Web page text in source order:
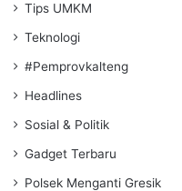
Tips UMKM
Teknologi
#Pemprovkalteng
Headlines
Sosial & Politik
Gadget Terbaru
Polsek Menganti Gresik